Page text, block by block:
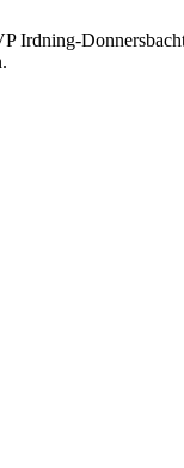
Irdning-